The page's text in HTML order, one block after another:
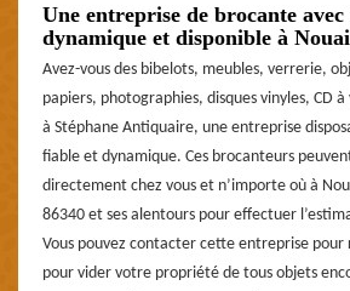
Une entreprise de brocante
dynamique et disponible à
Avez-vous des bibelots, meubles, verrerie,
papiers, photographies, disques vinyles, CD
à Stéphane Antiquaire, une entreprise
fiable et dynamique. Ces brocanteurs
directement chez vous et n’importe où à
86340 et ses alentours pour effectuer
Vous pouvez contacter cette entreprise pour
pour vider votre propriété de tous objets